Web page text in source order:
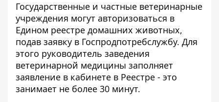
Государственные и частные ветеринарные
учреждения могут авторизоваться в
Едином реестре домашних животных,
подав заявку в Госпродпотребслужбу. Для
этого руководитель заведения
ветеринарной медицины заполняет
заявление в кабинете в Реестре - это
занимает не более 30 минут.